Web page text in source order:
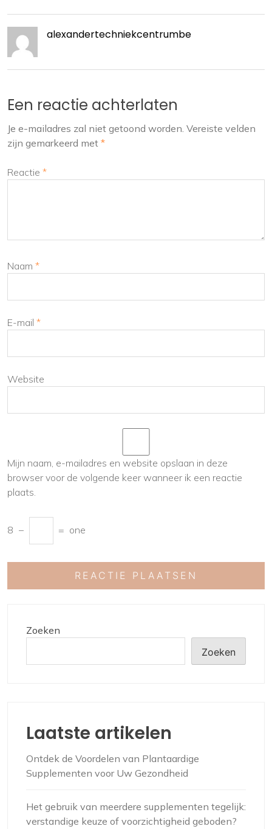
alexandertechniekcentrumbe
Een reactie achterlaten
Je e-mailadres zal niet getoond worden. Vereiste velden
zijn gemarkeerd met *
Reactie *
Naam *
E-mail *
Website
Mijn naam, e-mailadres en website opslaan in deze
browser voor de volgende keer wanneer ik een reactie
plaats.
8 − = one
Zoeken
Zoeken
Laatste artikelen
Ontdek de Voordelen van Plantaardige
Supplementen voor Uw Gezondheid
Het gebruik van meerdere supplementen tegelijk:
verstandige keuze of voorzichtigheid geboden?